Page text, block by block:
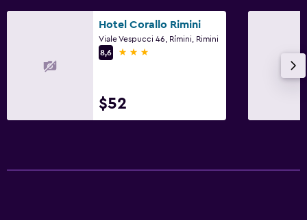
Ideal para familias
Libros, DVD, música para niños
Comidas para niños
Hotel Corallo Rimini
Viale Vespucci 46, Rímini, Rimini
8,6
3 estrellas
$52